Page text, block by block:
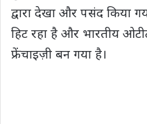
द्वारा देखा और पसंद किया
हिट रहा है और भारतीय
फ्रेंचाइज़ी बन गया है।